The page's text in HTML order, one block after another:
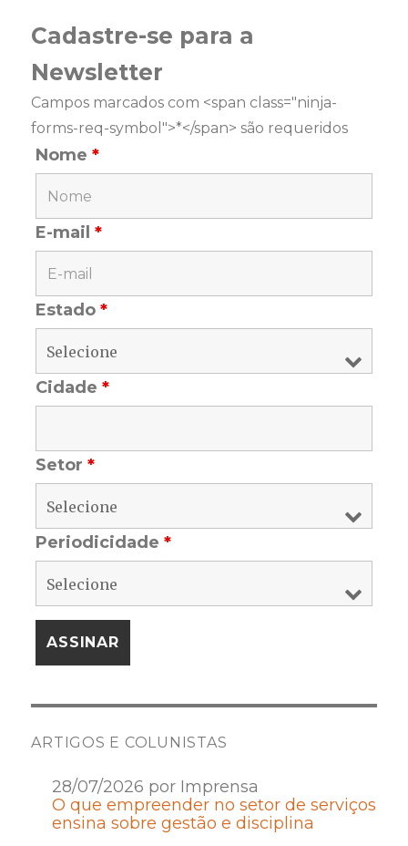
Cadastre-se para a
Newsletter
Campos marcados com <span class="ninja-
forms-req-symbol">*</span> são requeridos
Nome*
E-mail*
Estado*
Cidade*
Setor*
Periodicidade*
ARTIGOS E COLUNISTAS
28/07/2026 por Imprensa
O que empreender no setor de serviços
ensina sobre gestão e disciplina